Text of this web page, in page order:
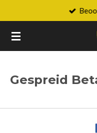
naar
de
Gespreid